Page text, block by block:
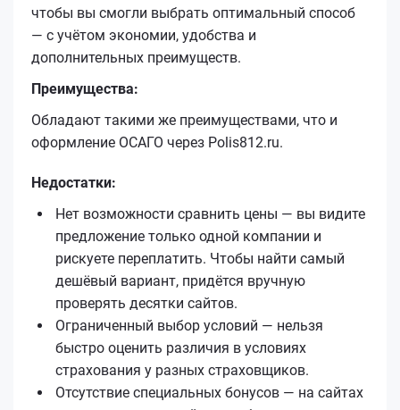
чтобы вы смогли выбрать оптимальный способ
— с учётом экономии, удобства и
дополнительных преимуществ.
Преимущества:
Обладают такими же преимуществами, что и
оформление ОСАГО через Polis812.ru.
Недостатки:
Нет возможности сравнить цены — вы видите
предложение только одной компании и
рискуете переплатить. Чтобы найти самый
дешёвый вариант, придётся вручную
проверять десятки сайтов.
Ограниченный выбор условий — нельзя
быстро оценить различия в условиях
страхования у разных страховщиков.
Отсутствие специальных бонусов — на сайтах